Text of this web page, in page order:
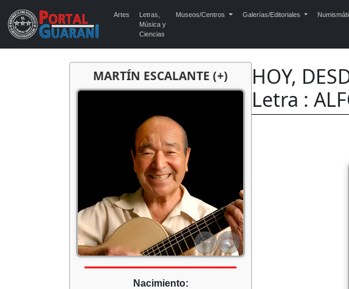
Artes
Letras,
Música y
Ciencias
Museos/Centros Galerías/Editoriales
MARTÍN ESCALANTE (+)
Nacimiento:
HOY,
Letra :